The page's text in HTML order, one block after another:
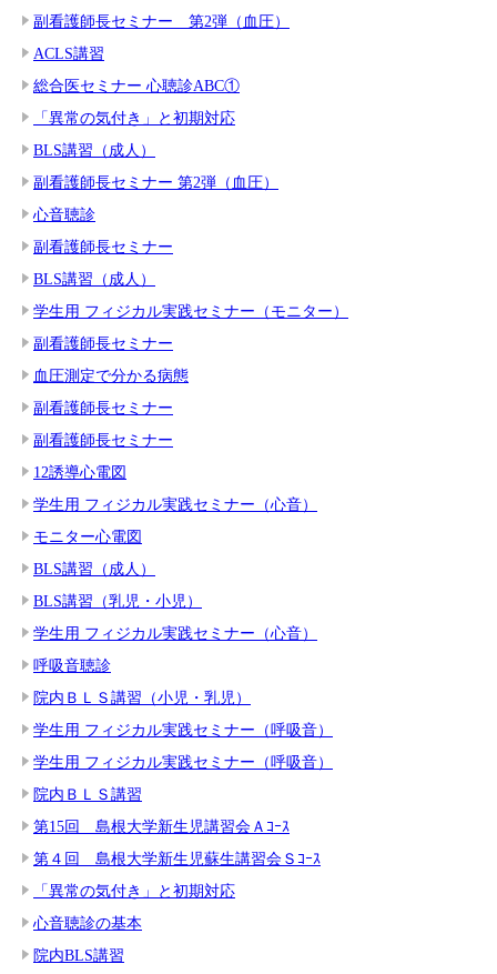
副看護師長セミナー 第2弾（血圧）
ACLS講習
総合医セミナー 心聴診ABC①
「異常の気付き」と初期対応
BLS講習（成人）
副看護師長セミナー 第2弾（血圧）
心音聴診
副看護師長セミナー
BLS講習（成人）
学生用 フィジカル実践セミナー（モニター）
副看護師長セミナー
血圧測定で分かる病態
副看護師長セミナー
副看護師長セミナー
12誘導心電図
学生用 フィジカル実践セミナー（心音）
モニター心電図
BLS講習（成人）
BLS講習（乳児・小児）
学生用 フィジカル実践セミナー（心音）
呼吸音聴診
院内ＢＬＳ講習（小児・乳児）
学生用 フィジカル実践セミナー（呼吸音）
学生用 フィジカル実践セミナー（呼吸音）
院内ＢＬＳ講習
第15回 島根大学新生児講習会Ａｺｰｽ
第４回 島根大学新生児蘇生講習会Ｓｺｰｽ
「異常の気付き」と初期対応
心音聴診の基本
院内BLS講習